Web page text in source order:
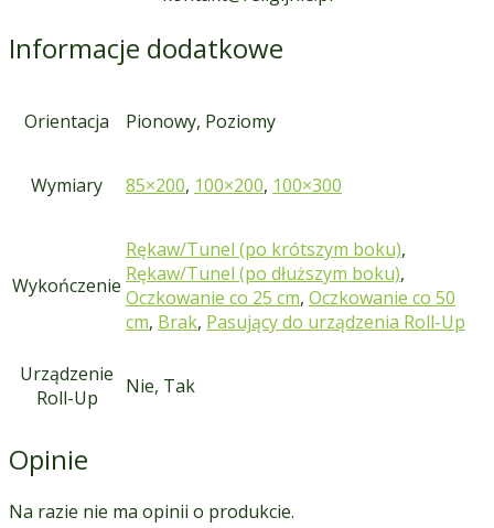
Informacje dodatkowe
Orientacja Pionowy, Poziomy
Wymiary 85×200, 100×200, 100×300
Wykończenie
Rękaw/Tunel (po krótszym boku),
Rękaw/Tunel (po dłuższym boku),
Oczkowanie co 25 cm, Oczkowanie co 50
cm, Brak, Pasujący do urządzenia Roll-Up
Urządzenie
Roll-Up
Nie, Tak
Opinie
Na razie nie ma opinii o produkcie.